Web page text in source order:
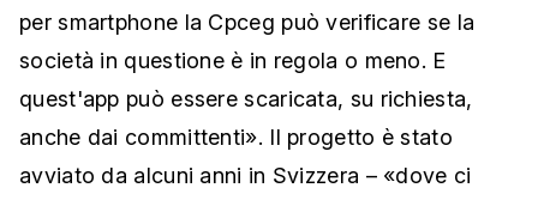
per smartphone la Cpceg può verificare se la
società in questione è in regola o meno. E
quest'app può essere scaricata, su richiesta,
anche dai committenti». Il progetto è stato
avviato da alcuni anni in Svizzera – «dove ci